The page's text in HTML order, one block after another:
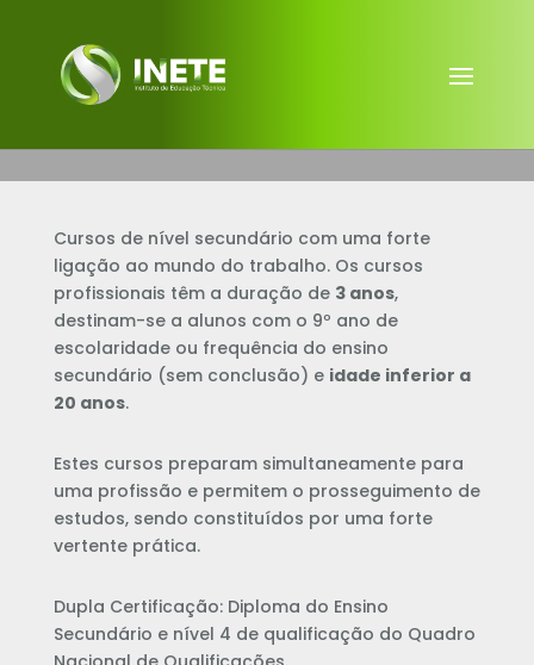
Cursos de nível secundário com uma forte
ligação ao mundo do trabalho. Os cursos
profissionais têm a duração de 3 anos,
destinam-se a alunos com o 9º ano de
escolaridade ou frequência do ensino
secundário (sem conclusão) e idade inferior a
20 anos.
Estes cursos preparam simultaneamente para
uma profissão e permitem o prosseguimento de
estudos, sendo constituídos por uma forte
vertente prática.
Dupla Certificação: Diploma do Ensino
Secundário e nível 4 de qualificação do Quadro